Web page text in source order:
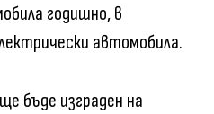
годишно, в
автомобила.
бъде изграден на